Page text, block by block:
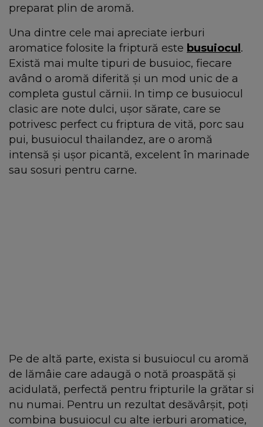
preparat plin de aromă.
Una dintre cele mai apreciate ierburi
aromatice folosite la friptură este busuiocul.
Există mai multe tipuri de busuioc, fiecare
având o aromă diferită și un mod unic de a
completa gustul cărnii. In timp ce busuiocul
clasic are note dulci, ușor sărate, care se
potrivesc perfect cu friptura de vită, porc sau
pui, busuiocul thailandez, are o aromă
intensă și ușor picantă, excelent în marinade
sau sosuri pentru carne.
Pe de altă parte, exista si busuiocul cu aromă
de lămâie care adaugă o notă proaspătă și
acidulată, perfectă pentru fripturile la grătar si
nu numai. Pentru un rezultat desăvârșit, poți
combina busuiocul cu alte ierburi aromatice,